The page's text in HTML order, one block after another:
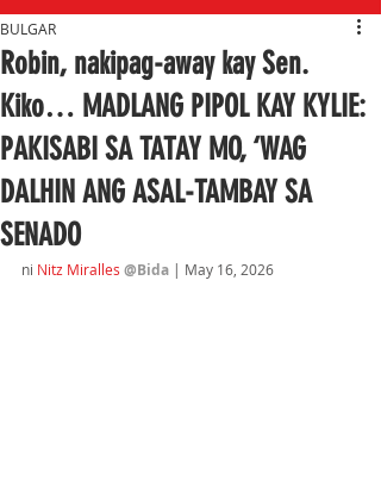
Robin, nakipag-away kay Sen.
Kiko… MADLANG PIPOL KAY KYLIE:
PAKISABI SA TATAY MO, ‘WAG
DALHIN ANG ASAL-TAMBAY SA
SENADO
BULGAR
ni Nitz Miralles @Bida | May 16 , 2026